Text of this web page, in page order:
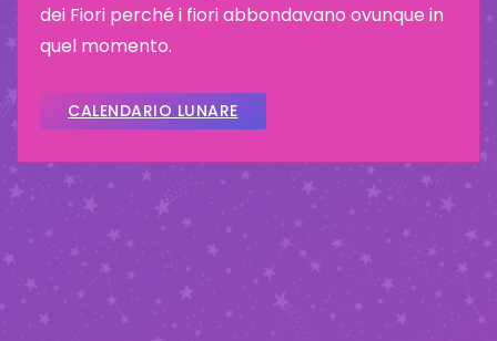
dei Fiori perché i fiori abbondavano ovunque in
quel momento.
CALENDARIO LUNARE